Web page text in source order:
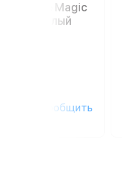
Apple Magic
2, белый
сообщить